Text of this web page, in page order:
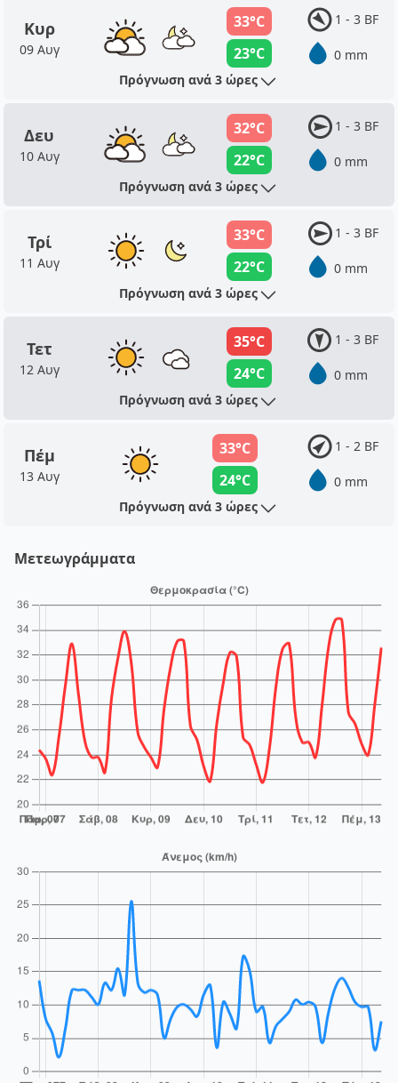
Κυρ
09 Αυγ
33°C
23°C
1 - 3 BF
0 mm
Πρόγνωση ανά 3 ώρες
Δευ
10 Αυγ
32°C
22°C
1 - 3 BF
0 mm
Πρόγνωση ανά 3 ώρες
Τρί
11 Αυγ
33°C
22°C
1 - 3 BF
0 mm
Πρόγνωση ανά 3 ώρες
Τετ
12 Αυγ
35°C
24°C
1 - 3 BF
0 mm
Πρόγνωση ανά 3 ώρες
Πέμ
13 Αυγ
33°C
24°C
1 - 2 BF
0 mm
Πρόγνωση ανά 3 ώρες
Μετεωγράμματα